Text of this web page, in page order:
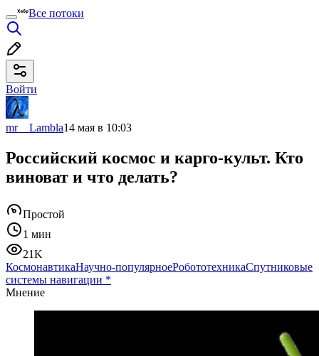
Все потоки
Войти
mr__Lambla14 мая в 10:03
Российский космос и карго-культ. Кто
виноват и что делать?
Простой
1 мин
21K
КосмонавтикаНаучно-популярноеРобототехникаСпутниковые
системы навигации *
Мнение